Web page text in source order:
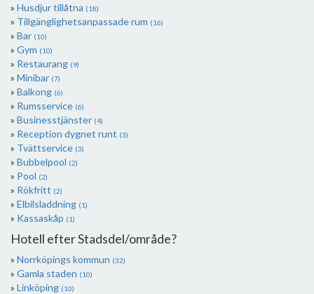
Husdjur tillåtna (18)
Tillgänglighetsanpassade rum (16)
Bar (10)
Gym (10)
Restaurang (9)
Minibar (7)
Balkong (6)
Rumsservice (6)
Businesstjänster (4)
Reception dygnet runt (3)
Tvättservice (3)
Bubbelpool (2)
Pool (2)
Rökfritt (2)
Elbilsladdning (1)
Kassaskåp (1)
Hotell efter Stadsdel/område?
Norrköpings kommun (32)
Gamla staden (10)
Linköping (10)